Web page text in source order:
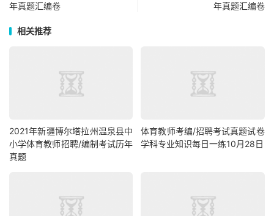
年真题汇编卷
年真题汇编卷
相关推荐
2021年新疆博尔塔拉州温泉县中
小学体育教师招聘/编制考试历年
真题
体育教师考编/招聘考试真题试卷
学科专业知识每日一练10月28日